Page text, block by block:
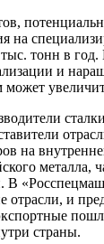
на
тыс. тонн в
и
может
на
В
отрасли, и
страны.